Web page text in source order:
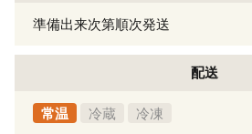
準備出来次第順次発送
配送
常温 冷蔵 冷凍